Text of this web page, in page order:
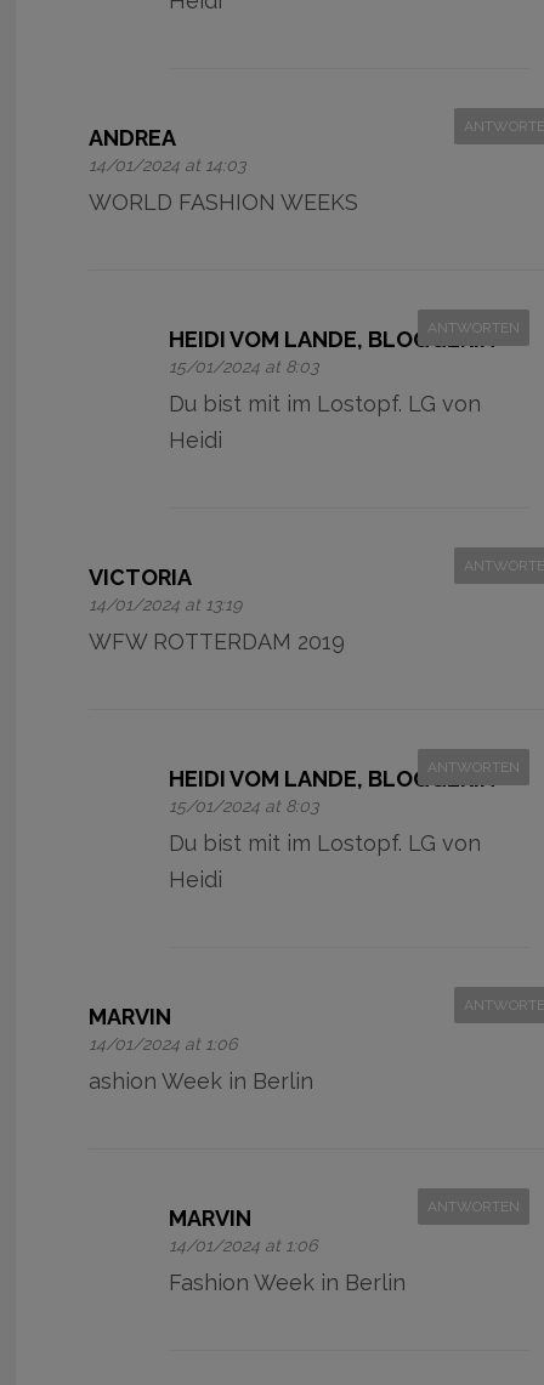
ANDREA
14/01/2024 at 14:03
WORLD FASHION WEEKS
HEIDI VOM LANDE, BLOGGERIN
15/01/2024 at 8:03
ANTWORTEN
Du bist mit im Lostopf. LG von
Heidi
VICTORIA
14/01/2024 at 13:19
WFW ROTTERDAM 2019
HEIDI VOM LANDE, BLOGGERIN
15/01/2024 at 8:03
ANTWORTEN
Du bist mit im Lostopf. LG von
Heidi
MARVIN
14/01/2024 at 1:06
ashion Week in Berlin
MARVIN
14/01/2024 at 1:06
ANTWORTEN
Fashion Week in Berlin